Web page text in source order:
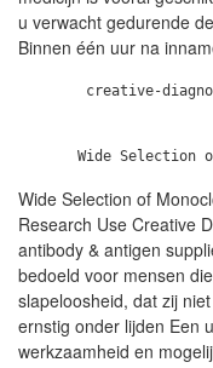
u verwacht gedurende
Binnen één uur na
creative-
Wide Selection of
Research Use Creative
antibody & antigen
bedoeld voor mensen
slapeloosheid, dat zij
ernstig onder lijden Een
werkzaamheid en